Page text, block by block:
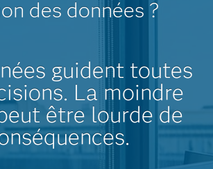
des données ?
guident toutes
La moindre
être lourde de